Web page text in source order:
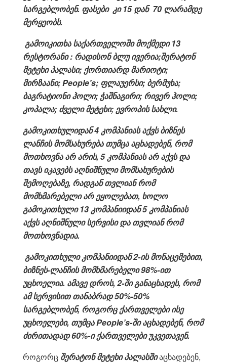
სარგებლობენ. ფასები კი 15 დან 70 ლარამდე
მერყეობს.
გამოიკითხა საქართველოში მოქმედი 13
რესტორანი : რადისონ ბლუ ივერია;შერატონ
მეტეხი პალასი; ქორთიარდ მარიოტი;
მირზაანი; People’s; ფლაუერსი; ბერმუხა;
ბაგრატიონი ჰოლი; ჭაშნაგირი; რივერ ჰოლი;
კოპალა; ძველი მეტეხი; ევროპის სახლი.
გამოკითხულიდან 4 კომპანიას აქვს ბიზნეს
ლანჩის მომსახურება თუმცა აცხადებენ, რომ
მოთხოვნა არ არის, 5 კომპანიას არ აქვს და
თავს იკავებს აღნიშნული მომსახურების
შემოღებაზე, რადგან თვლიან რომ
მომხმარებელი არ ეყოლებათ, ხოლო
გამოკითხული 13 კომპანიიდან 5 კომპანიას
აქვს აღნიშნული სერვისი და თვლიან რომ
მოთხოვნადია.
გამოკითხულიკომპანიიდან 2-ის მონაცემებით,
ბიზნეს-ლანჩის მომხმარებელი 98%-ით
უცხოელია. ამავე დროს, 2-ში განაცხადეს, რომ
ამ სერვისით თანაბრად 50%-50%
სარგებლობენ, როგორც ქართველები ისე
უცხოელები, თუმცა People’s-ში აცხადებენ, რომ
ძირითადად 60%-ი ქართველები უკვეთავენ.
როგორც შერატონ მეტეხი პალასშიაცხადებენ,